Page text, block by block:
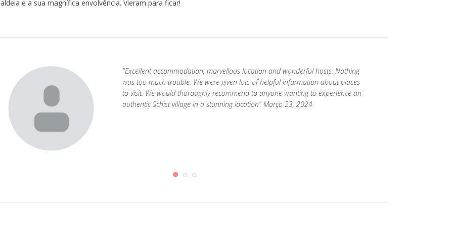
e a sua magnífica envolvência. Vieram para ficar!
"Excellent accommodation, marvellous location and wonderful hosts. Nothing
was too much trouble. We were given lots of helpful information about places
to visit. We would thoroughly recommend to anyone wanting to experience an
authentic Schist village in a stunning location" Março 23, 2024